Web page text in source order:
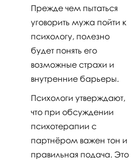
Прежде чем пытаться
уговорить мужа пойти к
психологу, полезно
будет понять его
возможные страхи и
внутренние барьеры.
Психологи утверждают,
что при обсуждении
психотерапии с
партнёром важен тон и
правильная подача. Это